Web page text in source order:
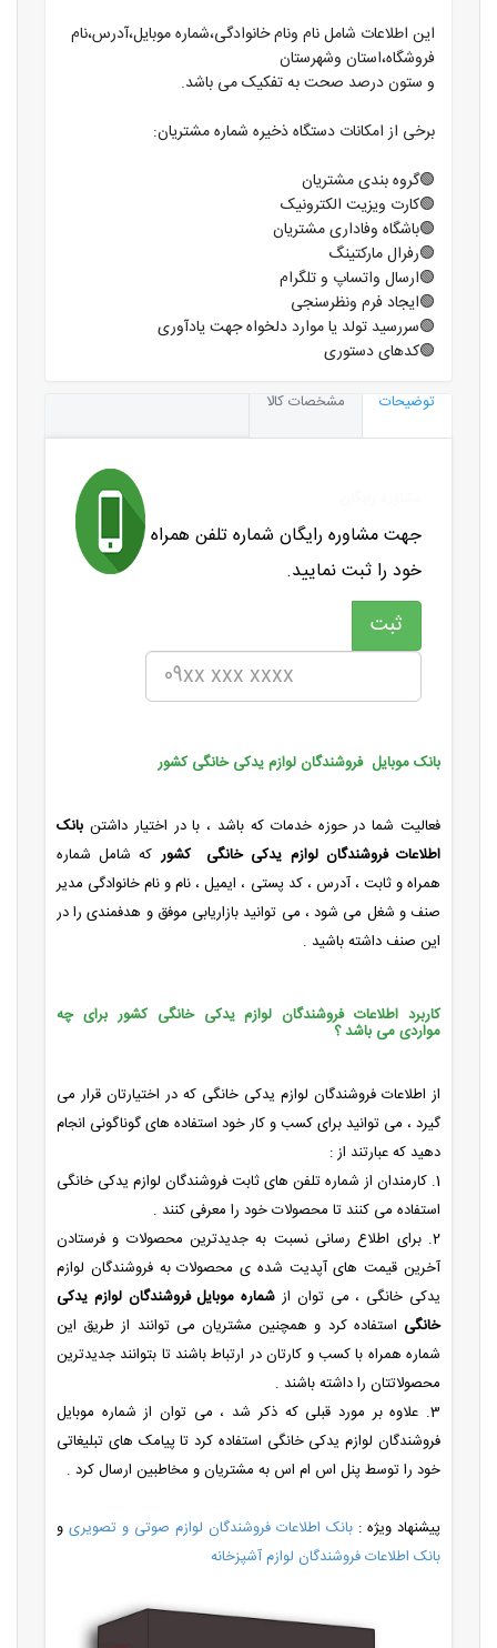
این اطلاعات شامل نام ونام خانوادگی،شماره موبایل،آدرس،نام
فروشگاه،استان وشهرستان
و ستون درصد صحت به تفکیک می باشد.
برخی از امکانات دستگاه ذخیره شماره مشتریان:
🟢گروه بندی مشتریان
🟢کارت ویزیت الکترونیک
🟢باشگاه وفاداری مشتریان
🟢رفرال مارکتینگ
🟢ارسال واتساپ و تلگرام
🟢ایجاد فرم ونظرسنجی
🟢سررسید تولد یا موارد دلخواه جهت یادآوری
🟢کدهای دستوری
توضیحات مشخصات کالا
جهت مشاوره رایگان شماره تلفن همراه
خود را ثبت نمایید.
بانک موبایل فروشندگان لوازم یدکی خانگی کشور
فعالیت شما در حوزه خدمات که باشد ، با در اختیار داشتن بانک
اطلاعات فروشندگان لوازم یدکی خانگی کشورکه شامل شماره
همراه و ثابت ، آدرس ، کد پستی ، ایمیل ، نام و نام خانوادگی مدیر
صنف و شغل می شود ، می توانید بازاریابی موفق و هدفمندی را در
این صنف داشته باشید .
کاربرد اطلاعات فروشندگان لوازم یدکی خانگی کشور برای چه
مواردی می باشد ؟
از اطلاعات فروشندگان لوازم یدکی خانگی که در اختیارتان قرار می
گیرد ، می توانید برای کسب و کار خود استفاده های گوناگونی انجام
دهید که عبارتند از :
1. کارمندان از شماره تلفن های ثابت فروشندگان لوازم یدکی خانگی
استفاده می کنند تا محصولات خود را معرفی کنند .
2. برای اطلاع رسانی نسبت به جدیدترین محصولات و فرستادن
آخرین قیمت های آپدیت شده ی محصولات به فروشندگان لوازم
یدکی خانگی ، می توان از شماره موبایل فروشندگان لوازم یدکی
خانگی استفاده کرد و همچنین مشتریان می توانند از طریق این
شماره همراه با کسب و کارتان در ارتباط باشند تا بتوانند جدیدترین
محصولاتتان را داشته باشند .
3. علاوه بر مورد قبلی که ذکر شد ، می توان از شماره موبایل
فروشندگان لوازم یدکی خانگی استفاده کرد تا پیامک های تبلیغاتی
خود را توسط پنل اس ام اس به مشتریان و مخاطبین ارسال کرد .
پیشنهاد ویژه : بانک اطلاعات فروشندگان لوازم صوتی و تصویری و
بانک اطلاعات فروشندگان لوازم آشپزخانه